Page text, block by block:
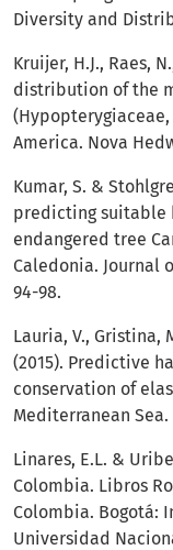
Diversity and
Kruijer, H.J., Raes,
distribution of the
America. Nova
Kumar, S. &
predicting suitable
endangered tree
Caledonia. Journal
94-98.
Lauria, V., Gristina,
(2015). Predictive
conservation of
Mediterranean
Linares, E.L. &
Colombia. Libros
Colombia. Bogotá:
Universidad